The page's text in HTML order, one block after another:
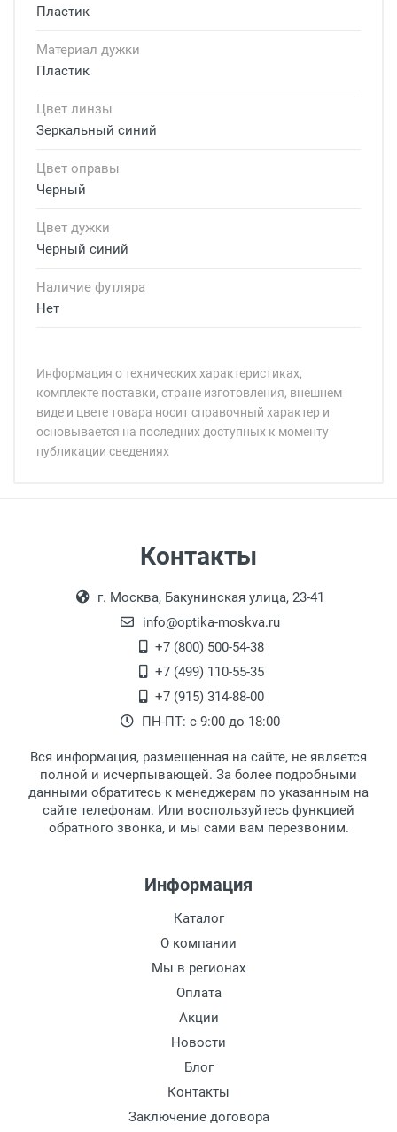
Пластик
Материал дужки
Пластик
Цвет линзы
Зеркальный синий
Цвет оправы
Черный
Цвет дужки
Черный синий
Наличие футляра
Нет
Информация о технических характеристиках,
комплекте поставки, стране изготовления, внешнем
виде и цвете товара носит справочный характер и
основывается на последних доступных к моменту
публикации сведениях
Общая ширина:
Ширина мостика:
Степень защиты:
Тип оправы:
Материал оправы:
Материал дужки:
Цвет линзы:
Наличие футляра:
Оплата товара производится
наличными непосредственно на пункте
выдачи товара.
Перечисление средств на расчетный счет.
18:00, по субботам с 11:00 до 15:00, в
офисе по адресу: г. Москва,
Переведеновский переулок 17, корпус 1,
второй этаж, тел. +7 (499) 110-55-35.
После того, как заказ поступает в пункт
выдачи, наш менеджер связывается с
клиентом и оповещает о поступлении
товара.
Для получения товара при себе
обязательно иметь паспорт.
Заказ необходимо забрать в течение 3
рабочих дней с момента поступления на
дополнительных расходов за хранение
Доставляем товар по Москве компанией
Сдэк до ближайшего к вам пункта
Доставка транспортными компаниями по
преимущественно по России.
Контакты
г. Москва, Бакунинская улица, 23-41
info@optika-moskva.ru
+7 (800) 500-54-38
+7 (499) 110-55-35
+7 (915) 314-88-00
ПН-ПТ: с 9:00 до 18:00
Вся информация, размещенная на сайте, не является
полной и исчерпывающей. За более подробными
данными обратитесь к менеджерам по указанным на
сайте телефонам. Или воспользуйтесь функцией
обратного звонка, и мы сами вам перезвоним.
Информация
Каталог
О компании
Мы в регионах
Оплата
Акции
Новости
Блог
Контакты
Заключение договора